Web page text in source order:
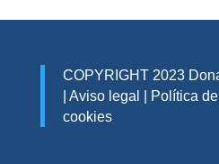
COPYRIGHT 2023
Aviso legal Política
cookies